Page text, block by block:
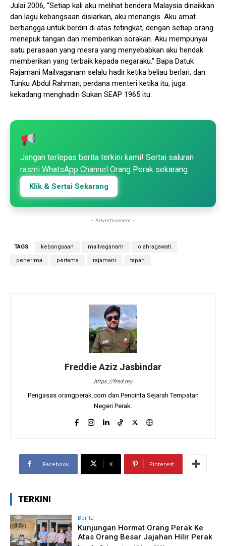
Julai 2006, “Setiap kali aku melihat bendera Malaysia dinaikkan
dan lagu kebangsaan disiarkan, aku menangis. Aku amat
berbangga untuk berdiri di atas tetingkat, dengan setiap orang
menepuk tangan dan memberikan sorakan. Aku mempunyai
satu perasaan yang mesra yang menyebabkan aku hendak
memberikan yang terbaik kepada negaraku.” Bapa Datuk
Rajamani Mailvaganam selalu hadir ketika beliau berlari, dan
Tunku Abdul Rahman, perdana menteri ketika itu, juga
kekadang menghadiri Sukan SEAP 1965 itu.
Jangan terlepas berita terkini kami! Sertai saluran
rasmi WhatsApp Channel Orang Perak sekarang.
Klik & Sertai Sekarang
- Advertisement -
TAGS kebangsaan mailvaganam olahragawati
penerima pertama rajamani tapah
Freddie Aziz Jasbindar
https://fred.my
Pengasas orangperak.com dan Pencinta Sejarah Tempatan
Negeri Perak.
Facebook X Pinterest
TERKINI
Berita
Kunjungan Hormat Orang Perak Ke
Atas Orang Besar Jajahan Hilir Perak